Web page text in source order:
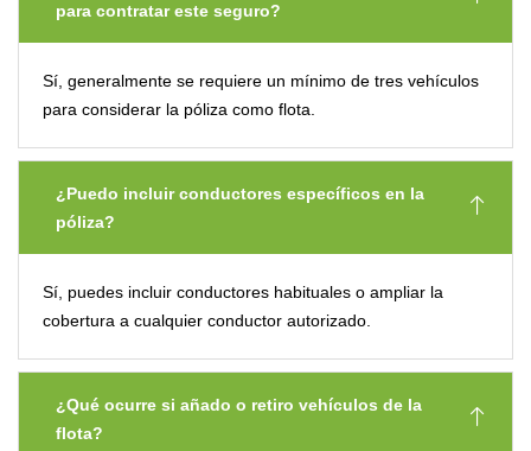
para contratar este seguro?
Sí, generalmente se requiere un mínimo de tres vehículos
para considerar la póliza como flota.
¿Puedo incluir conductores específicos en la
póliza?
Sí, puedes incluir conductores habituales o ampliar la
cobertura a cualquier conductor autorizado.
¿Qué ocurre si añado o retiro vehículos de la
flota?